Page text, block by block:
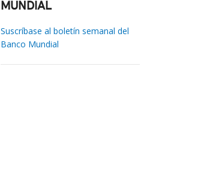
MUNDIAL
Suscríbase al boletín semanal del
Banco Mundial